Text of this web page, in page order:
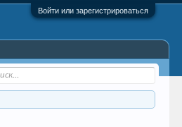
Войти или зарегистрироваться